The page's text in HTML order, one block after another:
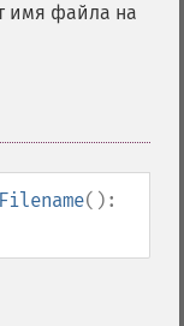
имя файла на
():